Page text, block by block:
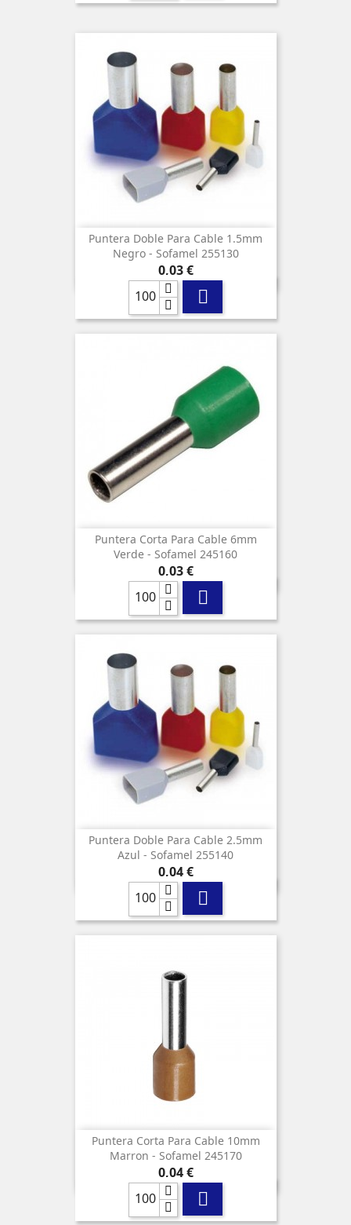
Puntera Doble Para Cable 1.5mm
Negro - Sofamel 255130
Precio
0,03 €

Puntera Corta Para Cable 6mm
Verde - Sofamel 245160
Precio
0,03 €

Puntera Doble Para Cable 2.5mm
Azul - Sofamel 255140
Precio
0,04 €

Puntera Corta Para Cable 10mm
Marron - Sofamel 245170
Precio
0,04 €
